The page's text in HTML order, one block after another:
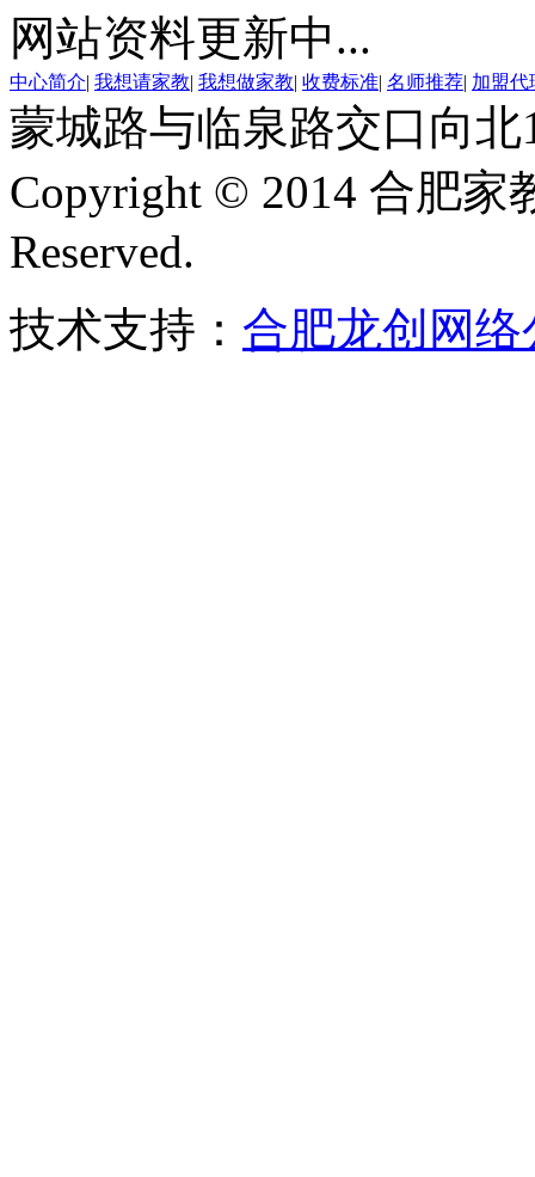
网站资料更新中...
中心简介| 我想请家教| 我想做家教| 收费标准| 名师推荐| 加盟代
蒙城路与临泉路交口向
Copyright © 2014 合肥家
Reserved.
技术支持： 合肥龙创网络